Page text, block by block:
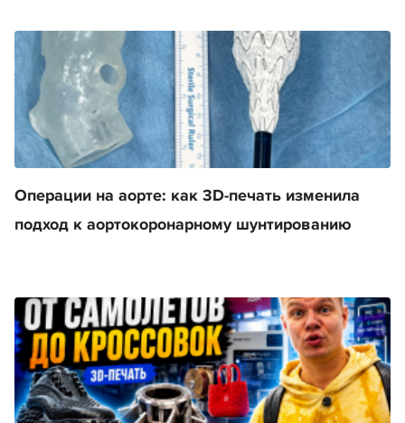
Операции на аорте: как 3D-печать изменила
подход к аортокоронарному шунтированию